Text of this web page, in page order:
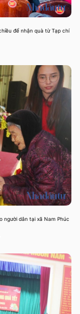
để nhận quà từ Tạp chí
người dân tại xã Nam Phúc